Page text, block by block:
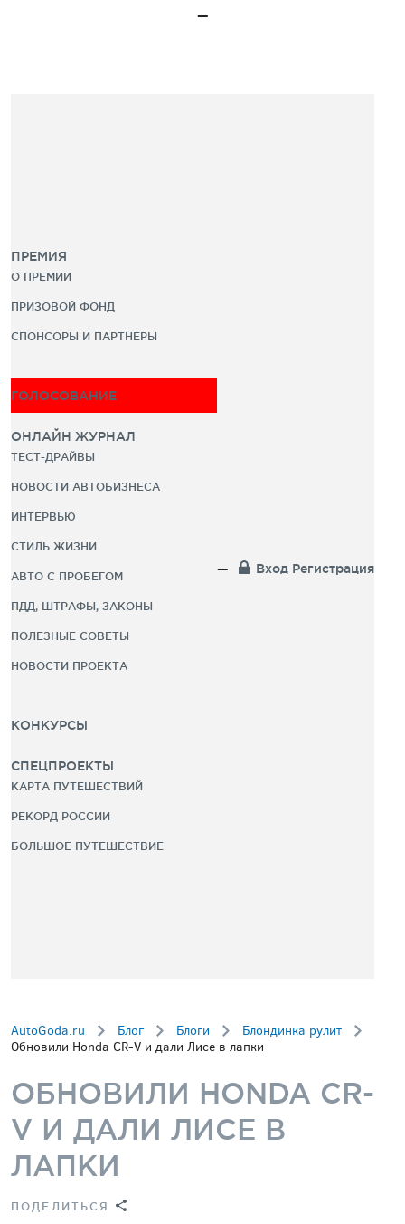
ПРЕМИЯ
О ПРЕМИИ
ПРИЗОВОЙ ФОНД
СПОНСОРЫ И ПАРТНЕРЫ
ГОЛОСОВАНИЕ
ОНЛАЙН ЖУРНАЛ
ТЕСТ-ДРАЙВЫ
НОВОСТИ АВТОБИЗНЕСА
ИНТЕРВЬЮ
СТИЛЬ ЖИЗНИ
АВТО С ПРОБЕГОМ
ПДД, ШТРАФЫ, ЗАКОНЫ
ПОЛЕЗНЫЕ СОВЕТЫ
НОВОСТИ ПРОЕКТА
КОНКУРСЫ
СПЕЦПРОЕКТЫ
КАРТА ПУТЕШЕСТВИЙ
РЕКОРД РОССИИ
БОЛЬШОЕ ПУТЕШЕСТВИЕ
Вход Регистрация
AutoGoda.ru Блог Блоги
Блондинка рулит
Обновили Honda CR-V и дали Лисе в лапки
ОБНОВИЛИ HONDA CR-
V И ДАЛИ ЛИСЕ В
ЛАПКИ
ПОДЕЛИТЬСЯ